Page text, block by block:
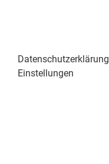
Datenschutzerklärung
Einstellungen